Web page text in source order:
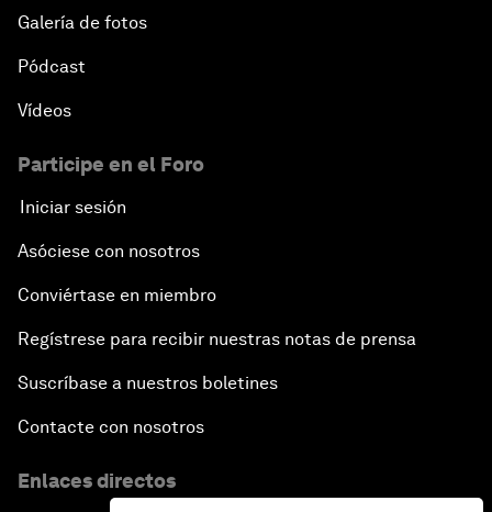
Galería de fotos
Pódcast
Vídeos
Participe en el Foro
Iniciar sesión
Asóciese con nosotros
Conviértase en miembro
Regístrese para recibir nuestras notas de prensa
Suscríbase a nuestros boletines
Contacte con nosotros
Enlaces directos